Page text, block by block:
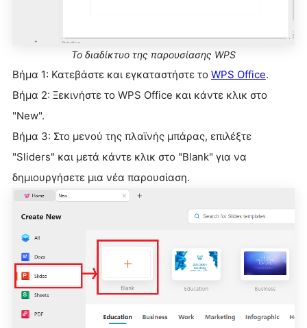
Το διαδίκτυο της παρουσίασης WPS
Βήμα 1: Κατεβάστε και εγκαταστήστε το WPS Office.
Βήμα 2: Ξεκινήστε το WPS Office και κάντε κλικ στο
"New".
Βήμα 3: Στο μενού της πλαϊνής μπάρας, επιλέξτε
"Sliders" και μετά κάντε κλικ στο "Blank" για να
δημιουργήσετε μια νέα παρουσίαση.